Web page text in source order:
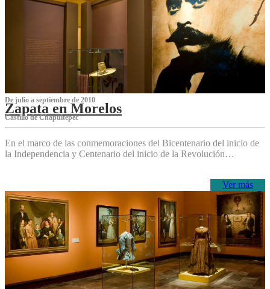
De julio a septiembre de 2010
Zapata en Morelos
Castillo de Chapultepec
En el marco de las conmemoraciones del Bicentenario del inicio de
la Independencia y Centenario del inicio de la Revolución…
Ver más